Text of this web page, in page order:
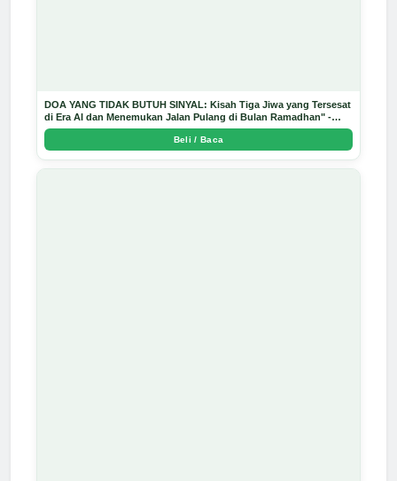
DOA YANG TIDAK BUTUH SINYAL: Kisah Tiga Jiwa yang Tersesat
di Era AI dan Menemukan Jalan Pulang di Bulan Ramadhan" -
Arda Dinata
Beli / Baca